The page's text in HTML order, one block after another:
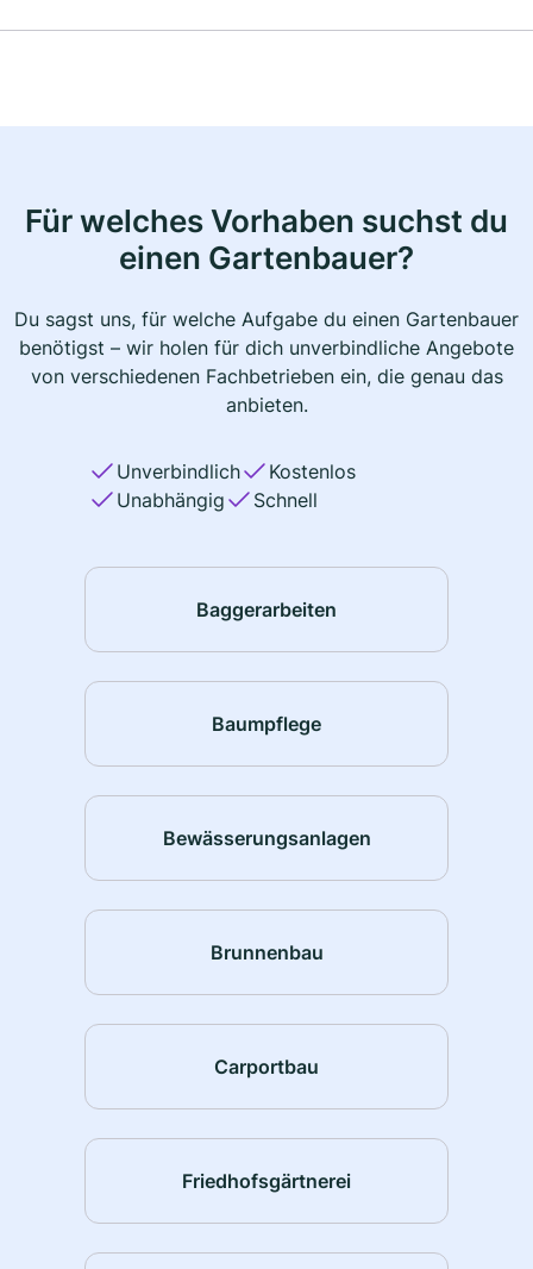
Für welches Vorhaben suchst du
einen Gartenbauer?
Du sagst uns, für welche Aufgabe du einen Gartenbauer
benötigst – wir holen für dich unverbindliche Angebote
von verschiedenen Fachbetrieben ein, die genau das
anbieten.
Unverbindlich
Kostenlos
Unabhängig
Schnell
Baggerarbeiten
Baumpflege
Bewässerungsanlagen
Brunnenbau
Carportbau
Friedhofsgärtnerei